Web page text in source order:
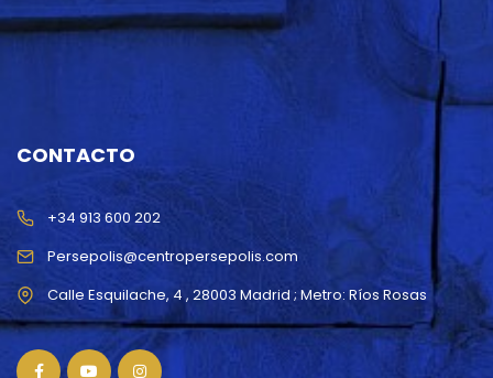
CONTACTO
Persepolis@centropersepolis.com
+34 913 600 202